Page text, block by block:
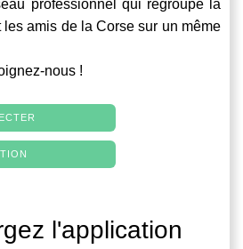
professionnel qui regroupe la
amis de la Corse sur un même
nous !
l'application